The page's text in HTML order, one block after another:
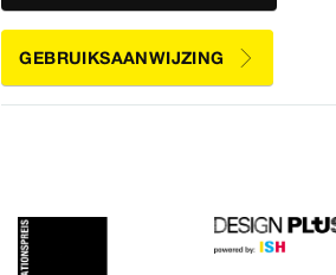
GEBRUIKSAANWIJZING